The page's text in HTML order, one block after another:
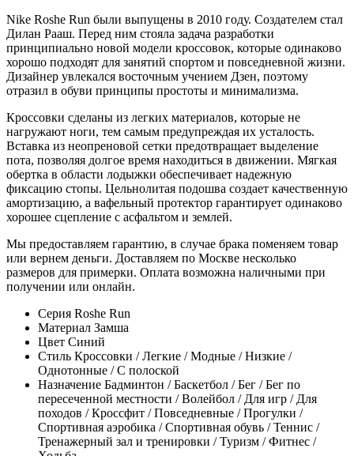
Nike Roshe Run были выпущены в 2010 году. Создателем стал
Дилан Рааш. Перед ним стояла задача разработки
принципиально новой модели кроссовок, которые одинаково
хорошо подходят для занятий спортом и повседневной жизни.
Дизайнер увлекался восточным учением Дзен, поэтому
отразил в обуви принципы простоты и минимализма.
Кроссовки сделаны из легких материалов, которые не
нагружают ноги, тем самым предупреждая их усталость.
Вставка из неопреновой сетки предотвращает выделение
пота, позволяя долгое время находиться в движении. Мягкая
обертка в области лодыжки обеспечивает надежную
фиксацию стопы. Цельнолитая подошва создает качественную
амортизацию, а вафельный протектор гарантирует одинаково
хорошее сцепление с асфальтом и землей.
Мы предоставляем гарантию, в случае брака поменяем товар
или вернем деньги. Доставляем по Москве несколько
размеров для примерки. Оплата возможна наличными при
получении или онлайн.
Серия Roshe Run
Материал Замша
Цвет Синий
Стиль Кроссовки / Легкие / Модные / Низкие /
Однотонные / С полоской
Назначение Бадминтон / Баскетбол / Бег / Бег по
пересеченной местности / Волейбол / Для игр / Для
походов / Кроссфит / Повседневные / Прогулки /
Спортивная аэробика / Спортивная обувь / Теннис /
Тренажерный зал и тренировки / Туризм / Фитнес /